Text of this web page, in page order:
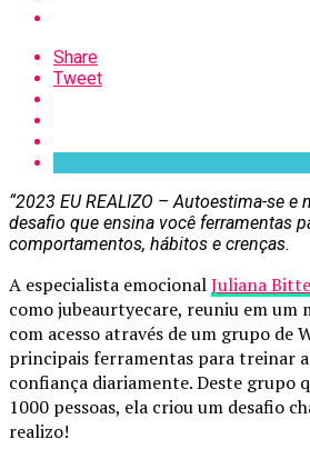
Share
Tweet
“2023 EU REALIZO – Autoestima-se e
desafio que ensina você ferramentas
comportamentos, hábitos e crenças.
A especialista emocionalJuliana
como jubeaurtyecare, reuniu em um
com acesso através de um grupo de
principais ferramentas para treinar
confiança diariamente. Deste grupo
1000 pessoas, ela criou um desafio
realizo!